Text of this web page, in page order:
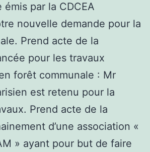
émis par la CDCEA
nouvelle demande pour la
Prend acte de la
pour les travaux
forêt communale : Mr
est retenu pour la
Prend acte de la
d’une association «
» ayant pour but de faire